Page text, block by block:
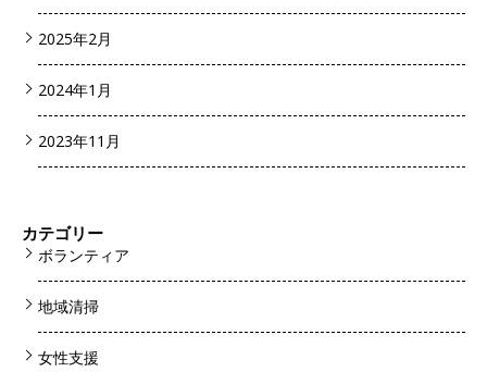
2025年2月
2024年1月
2023年11月
カテゴリー
ボランティア
地域清掃
女性支援